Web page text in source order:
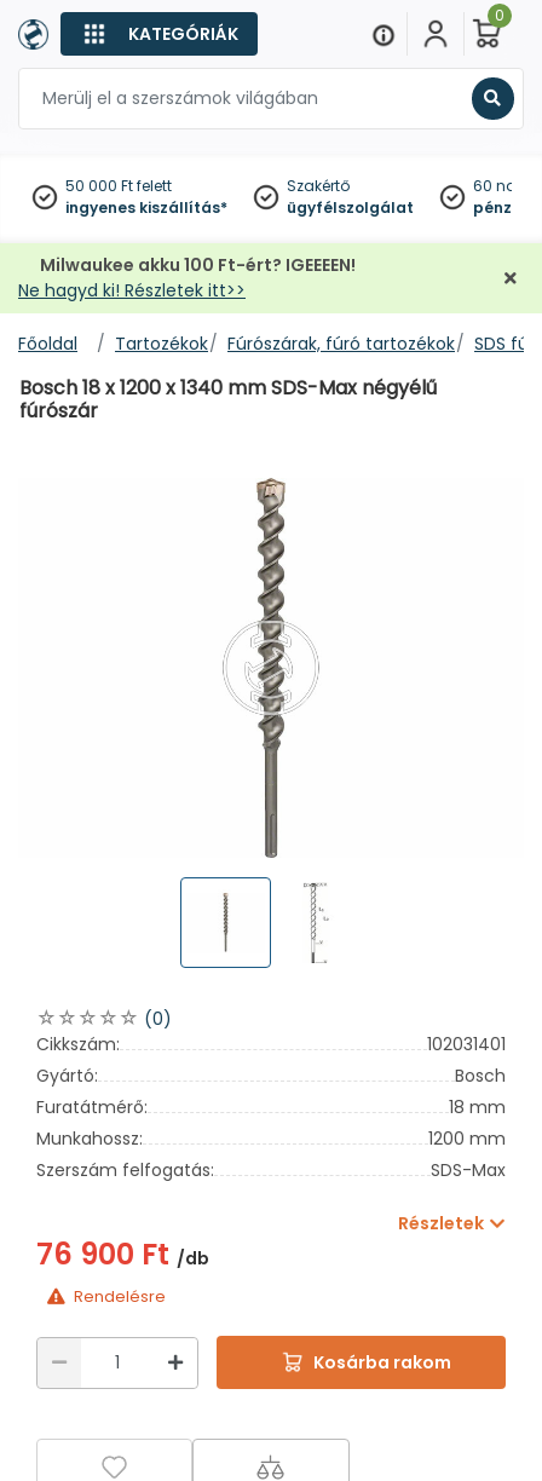
KATEGÓRIÁK
0
50 000 Ft felett
ingyenes kiszállítás*
Szakértő
ügyfélszolgálat
60
Milwaukee akku 100 Ft-ért? IGEEEEN!
Ne hagyd ki! Részletek itt>>
Főoldal Tartozékok Fúrószárak, fúró tartozékok SDS
Bosch 18 x 1200 x 1340 mm SDS-Max négyélű
fúrószár
(0)
Cikkszám:
102031401
Gyártó:
Bosch
Furatátmérő:
18 mm
Munkahossz:
1200 mm
Szerszám felfogatás:
SDS-Max
Részletek
76 900 Ft /db
Rendelésre
Kosárba rakom